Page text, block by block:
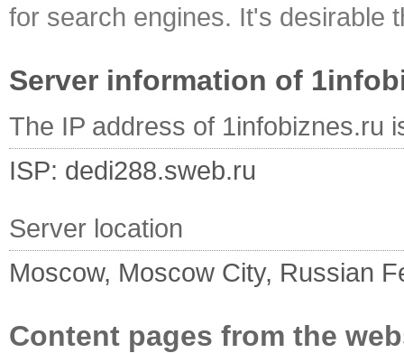
for search engines. It's desirable
Server information of
The IP address of 1infobiznes.ru
ISP: dedi288.sweb.ru
Server location
Moscow, Moscow City, Russian
Content pages from the